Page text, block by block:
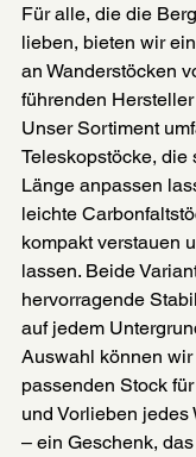
Für alle, die die
lieben, bieten wir
an Wanderstöcken
führenden
Unser Sortiment
Teleskopstöcke,
Länge anpassen
leichte
kompakt verstauen
lassen. Beide
hervorragende
auf jedem
Auswahl können
passenden Stock
und Vorlieben jedes
– ein Geschenk,